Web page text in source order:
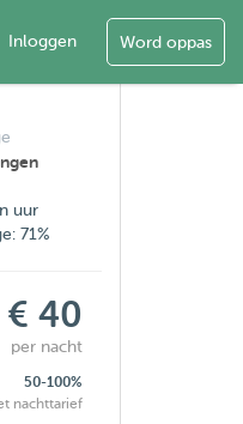
Inloggen Word oppas
uur
71%
€ 40
per nacht
50-100%
nachttarief